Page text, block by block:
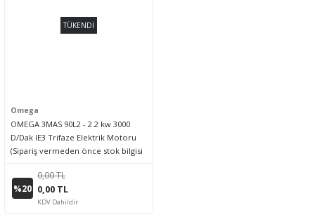
TÜKENDİ
Omega
OMEGA 3MAS 90L2 - 2.2 kw 3000
D/Dak IE3 Trifaze Elektrik Motoru
(Sipariş vermeden önce stok bilgisi
%20
0,00 TL
0,00 TL
KDV Dahildir